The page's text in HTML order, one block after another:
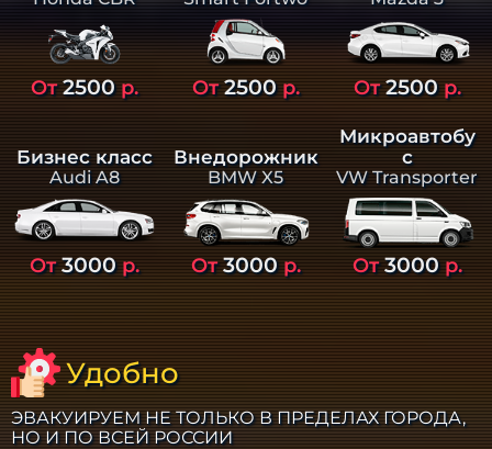
От2500р. От2500р. От2500р.
Бизнес класс
Audi A8
От3000р.
Внедорожник
BMW X5
От3000р.
Микроавтобу
с
VW Transporter
От3000р.
Удобно
ЭВАКУИРУЕМ НЕ ТОЛЬКО В ПРЕДЕЛАХ ГОРОДА,
НО И ПО ВСЕЙ РОССИИ